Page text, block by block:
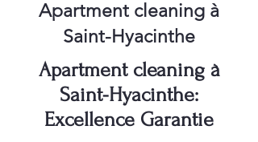
Apartment cleaning à
Saint-Hyacinthe
Apartment cleaning à
Saint-Hyacinthe:
Excellence Garantie